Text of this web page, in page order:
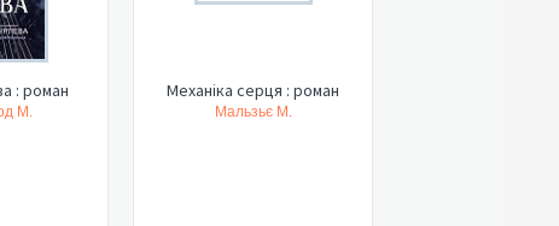
: роман
М.
Механіка серця : роман
Мальзьє М.